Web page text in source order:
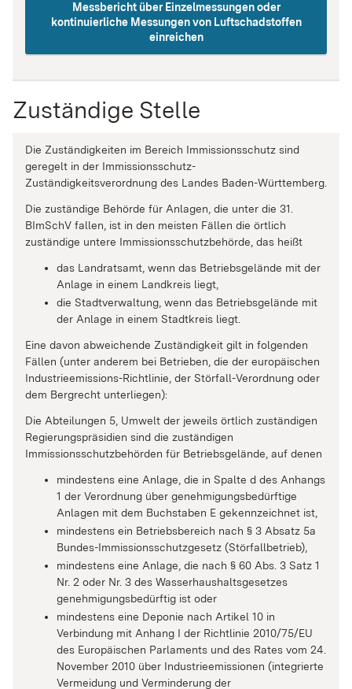
Messbericht über Einzelmessungen oder
kontinuierliche Messungen von Luftschadstoffen
einreichen
Zuständige Stelle
Die Zuständigkeiten im Bereich Immissionsschutz sind
geregelt in der Immissionsschutz-
Zuständigkeitsverordnung des Landes Baden-Württemberg.
Die zuständige Behörde für Anlagen, die unter die 31.
BImSchV fallen, ist in den meisten Fällen die örtlich
zuständige untere Immissionsschutzbehörde, das heißt
das Landratsamt, wenn das Betriebsgelände mit der
Anlage in einem Landkreis liegt,
die Stadtverwaltung, wenn das Betriebsgelände mit
der Anlage in einem Stadtkreis liegt.
Eine davon abweichende Zuständigkeit gilt in folgenden
Fällen (unter anderem bei Betrieben, die der europäischen
Industrieemissions-Richtlinie, der Störfall-Verordnung oder
dem Bergrecht unterliegen):
Die Abteilungen 5, Umwelt der jeweils örtlich zuständigen
Regierungspräsidien sind die zuständigen
Immissionsschutzbehörden für Betriebsgelände, auf denen
mindestens eine Anlage, die in Spalte d des Anhangs
1 der Verordnung über genehmigungsbedürftige
Anlagen mit dem Buchstaben E gekennzeichnet ist,
mindestens ein Betriebsbereich nach § 3 Absatz 5a
Bundes-Immissionsschutzgesetz (Störfallbetrieb),
mindestens eine Anlage, die nach § 60 Abs. 3 Satz 1
Nr. 2 oder Nr. 3 des Wasserhaushaltsgesetzes
genehmigungsbedürftig ist oder
mindestens eine Deponie nach Artikel 10 in
Verbindung mit Anhang I der Richtlinie 2010/75/EU
des Europäischen Parlaments und des Rates vom 24.
November 2010 über Industrieemissionen (integrierte
Vermeidung und Verminderung der